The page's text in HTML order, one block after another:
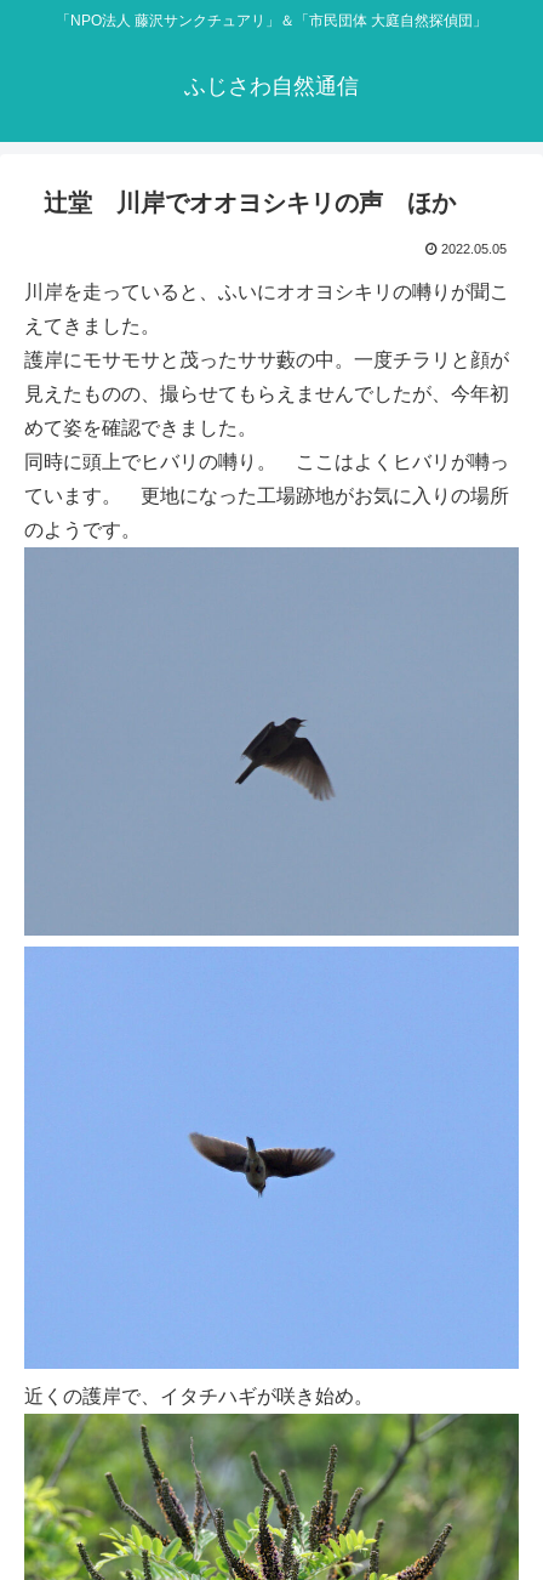
「NPO法人 藤沢サンクチュアリ」＆「市民団体 大庭自然探偵団」
ふじさわ自然通信
辻堂 川岸でオオヨシキリの声 ほか
2022.05.05
川岸を走っていると、ふいにオオヨシキリの囀りが聞こ
えてきました。
護岸にモサモサと茂ったササ藪の中。一度チラリと顔が
見えたものの、撮らせてもらえませんでしたが、今年初
めて姿を確認できました。
同時に頭上でヒバリの囀り。 ここはよくヒバリが囀っ
ています。 更地になった工場跡地がお気に入りの場所
のようです。
近くの護岸で、イタチハギが咲き始め。